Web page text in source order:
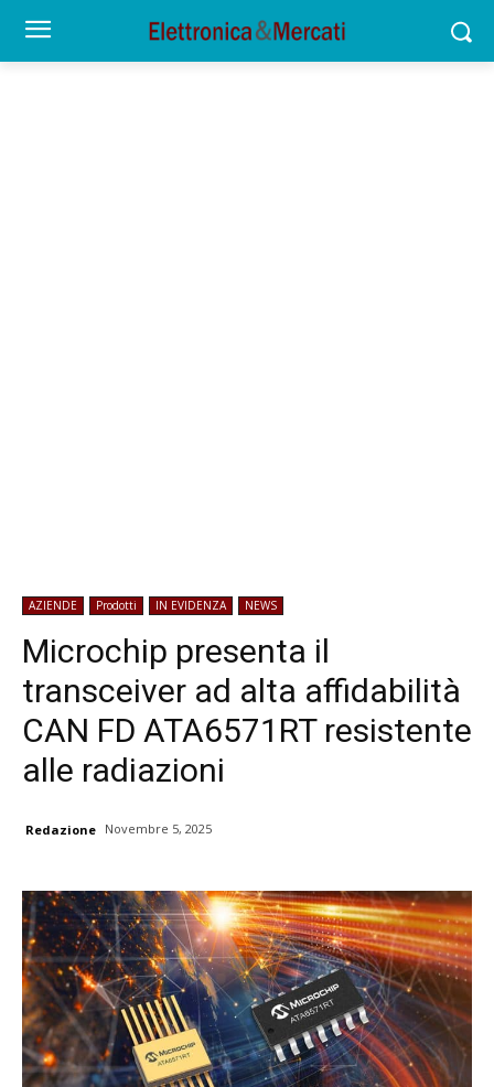
AZIENDE Prodotti IN EVIDENZA NEWS
Microchip presenta il
transceiver ad alta affidabilità
CAN FD ATA6571RT resistente
alle radiazioni
Redazione Novembre 5, 2025